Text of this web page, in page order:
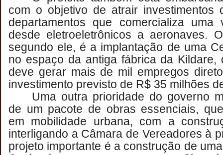
com o objetivo de atrair investimentos
departamentos que comercializa uma
desde eletroeletrônicos a aeronaves.
segundo ele, é a implantação de uma
no espaço da antiga fábrica da Kildare,
deve gerar mais de mil empregos
investimento previsto de R$ 35 milhões
Uma outra prioridade do governo
de um pacote de obras essenciais,
em mobilidade urbana, com a
interligando a Câmara de Vereadores à
projeto importante é a construção de